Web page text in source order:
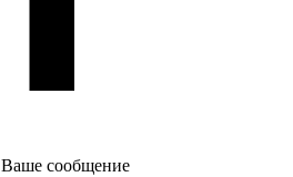
Ваше сообщение